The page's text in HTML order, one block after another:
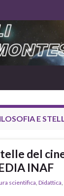
for:
E
del
INAF
scientifica, Didattica,